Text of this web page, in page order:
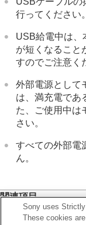
行ってください。
USB給電中は、
が短くなること
すのでご注意く
外部電源として
は、満充電であ
た、ご使用中は
さい。
すべての外部電
ん。
関連項目
バッテリーをカ
Sony uses
These cookies